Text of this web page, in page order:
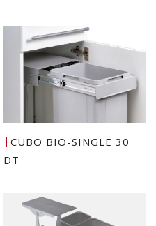
CUBO BIO-SINGLE 30
DT